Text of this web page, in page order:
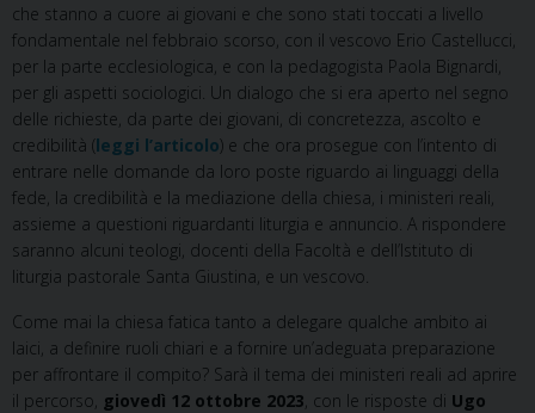
che stanno a cuore ai giovani e che sono stati toccati a livello
fondamentale nel febbraio scorso, con il vescovo Erio Castellucci,
per la parte ecclesiologica, e con la pedagogista Paola Bignardi,
per gli aspetti sociologici. Un dialogo che si era aperto nel segno
delle richieste, da parte dei giovani, di concretezza, ascolto e
credibilità (leggi l’articolo) e che ora prosegue con l’intento di
entrare nelle domande da loro poste riguardo ai linguaggi della
fede, la credibilità e la mediazione della chiesa, i ministeri reali,
assieme a questioni riguardanti liturgia e annuncio. A rispondere
saranno alcuni teologi, docenti della Facoltà e dell’Istituto di
liturgia pastorale Santa Giustina, e un vescovo.
Come mai la chiesa fatica tanto a delegare qualche ambito ai
laici, a definire ruoli chiari e a fornire un’adeguata preparazione
per affrontare il compito? Sarà il tema dei ministeri reali ad aprire
il percorso, giovedì 12 ottobre 2023 , con le risposte di Ugo